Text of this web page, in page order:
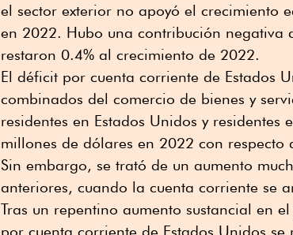
el sector exterior no apoyó el crecimiento
en 2022. Hubo una contribución negativa
restaron 0.4% al crecimiento de 2022.
El déficit por cuenta corriente de Estados
combinados del comercio de bienes y
residentes en Estados Unidos y
millones de dólares en 2022 con
Sin embargo, se trató de un aumento
anteriores, cuando la cuenta corriente se
Tras un repentino aumento sustancial en
por cuenta corriente de Estados Unidos